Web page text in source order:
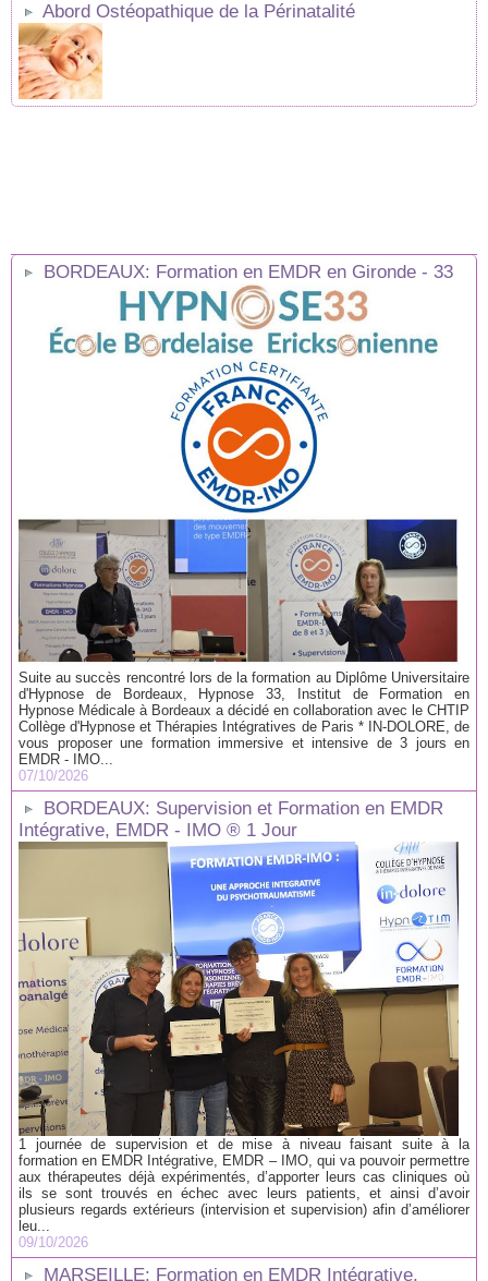
Abord Ostéopathique de la Périnatalité
BORDEAUX: Formation en EMDR en Gironde - 33
Suite au succès rencontré lors de la formation au Diplôme Universitaire
d'Hypnose de Bordeaux, Hypnose 33, Institut de Formation en
Hypnose Médicale à Bordeaux a décidé en collaboration avec le CHTIP
Collège d'Hypnose et Thérapies Intégratives de Paris * IN-DOLORE, de
vous proposer une formation immersive et intensive de 3 jours en
EMDR - IMO...
07/10/2026
BORDEAUX: Supervision et Formation en EMDR
Intégrative, EMDR - IMO ® 1 Jour
1 journée de supervision et de mise à niveau faisant suite à la
formation en EMDR Intégrative, EMDR – IMO, qui va pouvoir permettre
aux thérapeutes déjà expérimentés, d’apporter leurs cas cliniques où
ils se sont trouvés en échec avec leurs patients, et ainsi d’avoir
plusieurs regards extérieurs (intervision et supervision) afin d’améliorer
leu...
09/10/2026
MARSEILLE: Formation en EMDR Intégrative,